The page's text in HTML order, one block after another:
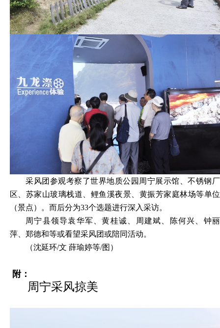
采风团参观考察了世界地质公园周宁展示馆、不锈钢厂
区、苏家山玻璃栈道、鲤鱼溪夜景、黄振芳家庭林场等单位
（景点）。而后分为33个选题进行深入采访。
周宁县领导袁华军、黄桂诚、周建斌、陈何兴、钟丽
萍、郑德和等或看望采风团或陪同活动。
（沈延环/文 薛瑜婷等/图）
附：
周宁采风掠美